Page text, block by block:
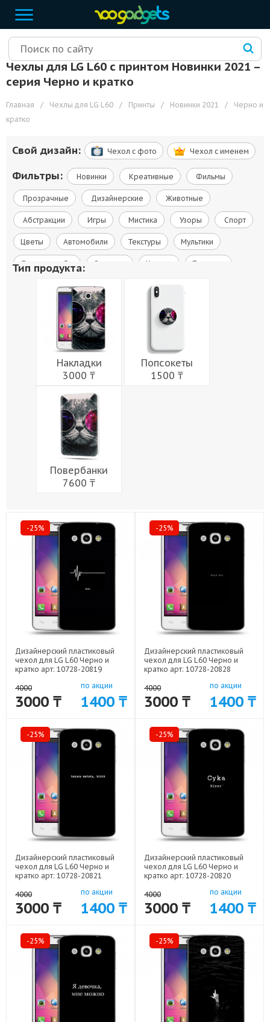
Чехлы для LG L60 с принтом Новинки 2021 –
cерия Черно и кратко
Главная / Чехлы для LG L60 / Принты / Новинки 2021 /
Черно и
кратко
Свой дизайн: Чехол c фото Чехол c именем
Фильтры: Новинки Креативные Фильмы
Прозрачные Дизайнерские Животные
Абстракции Игры Мистика Узоры Спорт
Цветы Автомобили Текстуры Мультики
Флаги и гербы Сериалы Космос Природа
Города
Еда Праздники
Тип продукта:
Накладки
3000 ₸
Попсокеты
1500 ₸
Повербанки
7600 ₸
-25%
Дизайнерский пластиковый
чехол для LG L60 Черно и
кратко арт: 10728-20819
4000
3000 ₸
по акции
1400 ₸
-25%
Дизайнерский пластиковый
чехол для LG L60 Черно и
кратко арт: 10728-20828
4000
3000 ₸
по акции
1400 ₸
-25%
Дизайнерский пластиковый
чехол для LG L60 Черно и
кратко арт: 10728-20821
4000
3000 ₸
по акции
1400 ₸
-25%
Дизайнерский пластиковый
чехол для LG L60 Черно и
кратко арт: 10728-20820
4000
3000 ₸
по акции
1400 ₸
-25% -25%